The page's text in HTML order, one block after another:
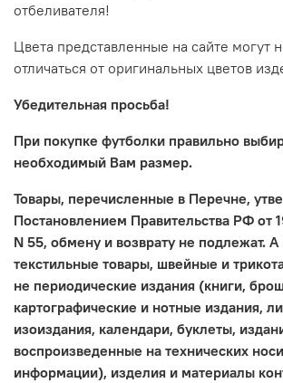
отбеливателя!
Цвета представленные на сайте могут
отличаться от оригинальных цветов
Убедительная просьба!
При покупке футболки правильно
необходимый Вам размер.
Товары, перечисленные в Перечне,
Постановлением Правительства РФ от
N 55, обмену и возврату не подлежат.
текстильные товары, швейные и
не периодические издания (книги,
картографические и нотные издания,
изоиздания, календари, буклеты,
воспроизведенные на технических
информации), изделия и материалы